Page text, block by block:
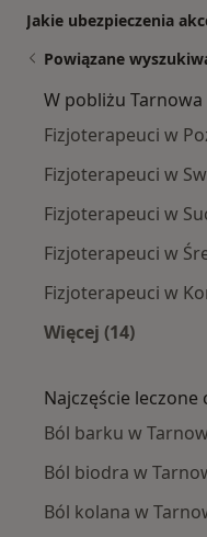
Jakie ubezpieczenia
Powiązane
W pobliżu
Fizjoterapeuci w
Fizjoterapeuci w
Fizjoterapeuci w
Fizjoterapeuci w
Fizjoterapeuci w
Więcej (14)
Najczęście leczone
Ból barku w
Ból biodra w
Ból kolana w